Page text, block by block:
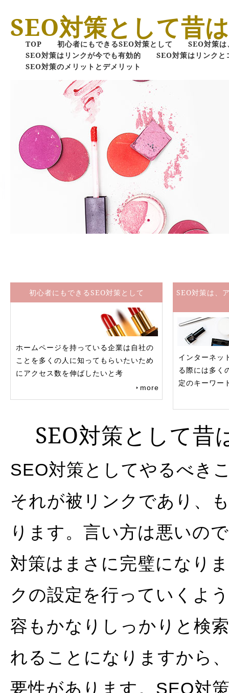
SEO対策として昔
TOP 初心者にもできるSEO対策として
SEO対策
SEO対策はリンクが今でも有効的
SEO対策はリンク
SEO対策のメリットとデメリット
初心者にもできるSEO対策として
ホームページを持っている企業は自社の
ことを多くの人に知ってもらいたいため
にアクセス数を伸ばしたいと考
more
SEO対策は、
インターネッ
る際には多く
定のキーワー
SEO対策として
SEO対策としてやるべき
それが被リンクであり、
ります。言い方は悪いの
対策はまさに完璧になり
クの設定を行っていくよ
容もかなりしっかりと検
れることになりますから
要性があります。SEO対